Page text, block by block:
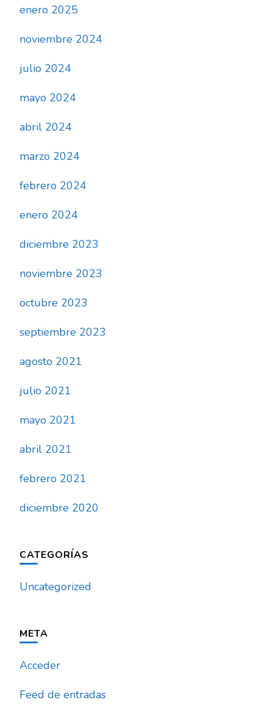
enero 2025
noviembre 2024
julio 2024
mayo 2024
abril 2024
marzo 2024
febrero 2024
enero 2024
diciembre 2023
noviembre 2023
octubre 2023
septiembre 2023
agosto 2021
julio 2021
mayo 2021
abril 2021
febrero 2021
diciembre 2020
CATEGORÍAS
Uncategorized
META
Acceder
Feed de entradas